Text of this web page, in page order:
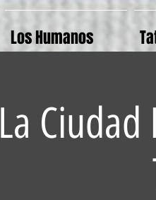
Los Humanos
La